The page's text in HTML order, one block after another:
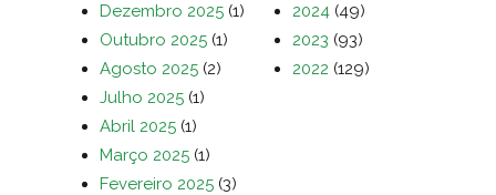
Dezembro 2025 (1)
Outubro 2025 (1)
Agosto 2025 (2)
Julho 2025 (1)
Abril 2025 (1)
Março 2025 (1)
Fevereiro 2025 (3)
2024 (49)
2023 (93)
2022 (129)